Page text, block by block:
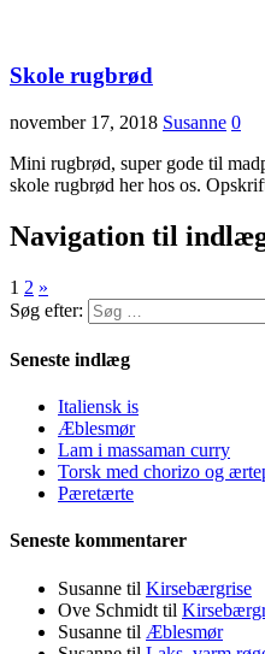
Skole rugbrød
november 17, 2018 Susanne 0
Mini rugbrød, super gode til
skole rugbrød her hos os.
Navigation til
1 2 »
Søg efter:
Seneste indlæg
Italiensk is
Æblesmør
Lam i massaman curry
Torsk med chorizo og
Pæretærte
Seneste kommentarer
Susanne til Kirsebærgrise
Ove Schmidt til
Susanne til Æblesmør